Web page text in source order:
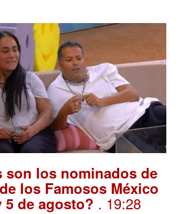
son los nominados de
los Famosos México
5 de agosto? . 19:28